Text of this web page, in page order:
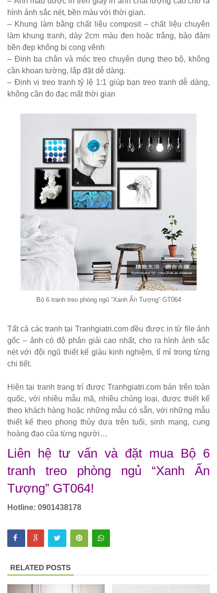
quán cafe
Bộ bàn ghế
ăn ngoài
trời sân
thượng
công sân
vườn sân
thượng bàn
kính cường
Bộ bàn ghế
quán cafe
nhà hàng
mặt bàn
254
Wishbone
sắt cafe
nhà hàng
GSK065
Bộ bàn ghế
sofa gỗ nhà
252
cafe gỗ cao
hình ảnh sắc nét, bền màu với thời gian.
– Khung làm bằng chất liệu composit – chất liệu chuyên
làm khung tranh, dày 2cm màu đen hoặc trắng, bảo đảm
bền đẹp không bị cong vênh
– Đinh ba chân và móc treo chuyên dụng theo bộ, không
cần khoan tường, lắp đặt dễ dàng.
– Định vị treo tranh tỷ lệ 1:1 giúp bạn treo tranh dễ dàng,
không cần đo đạc mất thời gian
Bộ 6 tranh treo phòng ngủ “Xanh Ấn Tượng” GT064
Tất cả các tranh tại Tranhgiatri.com đều được in từ file ảnh
gốc – ảnh có độ phân giải cao nhất, cho ra hình ảnh sắc
nét với đội ngũ thiết kế giàu kinh nghiệm, tỉ mỉ trong từng
chi tiết.
Hiện tại tranh trang trí được Tranhgiatri.com bán trên toàn
quốc, với nhiều mẫu mã, nhiều chủng loại, được thiết kế
theo khách hàng hoặc những mẫu có sẵn, với những mẫu
thiết kế theo phong thủy dựa trên tuổi, sinh mạng, cung
hoàng đạo của từng người…
Liên hệ tư vấn và đặt mua Bộ 6
tranh treo phòng ngủ “Xanh Ấn
Tượng” GT064!
Hotline: 0901438178
RELATED POSTS